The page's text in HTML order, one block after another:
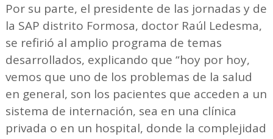
Por su parte, el presidente de las jornadas y de
la SAP distrito Formosa, doctor Raúl Ledesma,
se refirió al amplio programa de temas
desarrollados, explicando que “hoy por hoy,
vemos que uno de los problemas de la salud
en general, son los pacientes que acceden a un
sistema de internación, sea en una clínica
privada o en un hospital, donde la complejidad